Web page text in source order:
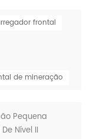
frontal
de mineração
Pequena
Nível II